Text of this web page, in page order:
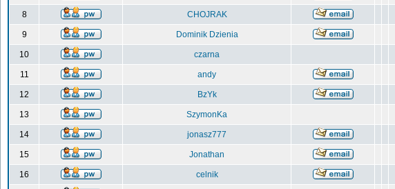
8 CHOJRAK
9 Dominik Dzienia
10 czarna
11 andy
12 BzYk
13 SzymonKa
14 jonasz777
15 Jonathan
16 celnik